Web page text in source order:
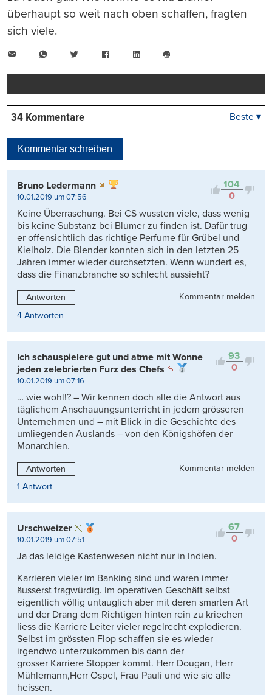
überhaupt so weit nach oben schaffen, fragten
sich viele.
WhatsAppTwitter FacebookLinkedIn
drucken
34 Kommentare
Kontrovers
Beste ▾
Kommentar schreiben
104
0
Bruno Ledermann
10.01.2019 um 07:56
Keine Überraschung. Bei CS wussten viele, dass wenig
bis keine Substanz bei Blumer zu finden ist. Dafür trug
er offensichtlich das richtige Perfume für Grübel und
Kielholz. Die Blender konnten sich in den letzten 25
Jahren immer wieder durchsetzten. Wenn wundert es,
dass die Finanzbranche so schlecht aussieht?
Antworten
Kommentar melden
4 Antworten
93
0
Ich schauspielere gut und atme mit Wonne
jeden zelebrierten Furz des Chefs
10.01.2019 um 07:16
… wie wohl!? – Wir kennen doch alle die Antwort aus
täglichem Anschauungsunterricht in jedem grösseren
Unternehmen und – mit Blick in die Geschichte des
umliegenden Auslands – von den Königshöfen der
Monarchien.
Antworten
Kommentar melden
1 Antwort
67
0
Urschweizer
10.01.2019 um 07:51
Ja das leidige Kastenwesen nicht nur in Indien.
Karrieren vieler im Banking sind und waren immer
äusserst fragwürdig. Im operativen Geschäft selbst
eigentlich völlig untauglich aber mit deren smarten Art
und der Drang dem Richtigen hinten rein zu kriechen
liess die Karriere Leiter vieler regelrecht explodieren.
Selbst im grössten Flop schaffen sie es wieder
irgendwo unterzukommen bis dann der
grosser Karriere Stopper kommt. Herr Dougan, Herr
Mühlemann,Herr Ospel, Frau Pauli und wie sie alle
heissen.